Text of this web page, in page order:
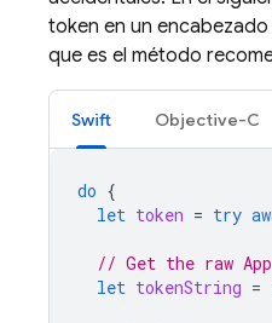
token en un
que es el método
Swift Objective-C
do {
let token = try
// Get the raw
let tokenString =